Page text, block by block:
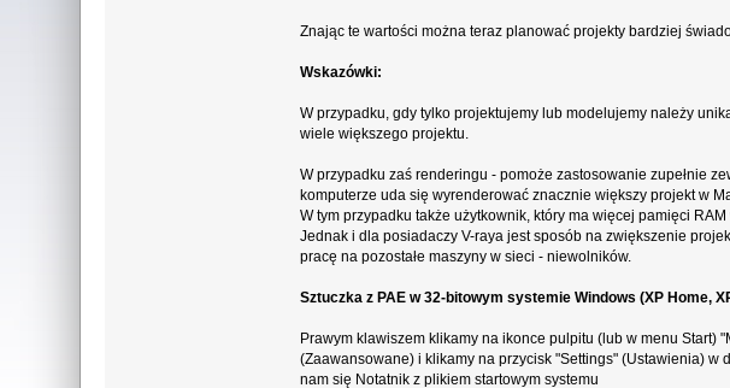
Znając te wartości można teraz planować projekty bardziej
Wskazówki:
W przypadku, gdy tylko projektujemy lub modelujemy należy
wiele większego projektu.
W przypadku zaś renderingu - pomoże zastosowanie zupełnie
komputerze uda się wyrenderować znacznie większy projekt w
W tym przypadku także użytkownik, który ma więcej pamięci
Jednak i dla posiadaczy V-raya jest sposób na zwiększenie
pracę na pozostałe maszyny w sieci - niewolników.
Sztuczka z PAE w 32-bitowym systemie Windows (XP Home,
Prawym klawiszem klikamy na ikonce pulpitu (lub w menu Start)
(Zaawansowane) i klikamy na przycisk "Settings" (Ustawienia)
nam się Notatnik z plikiem startowym systemu